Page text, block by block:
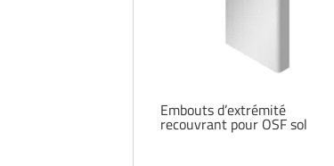
Embouts d’extrémité
recouvrant pour OSF sol